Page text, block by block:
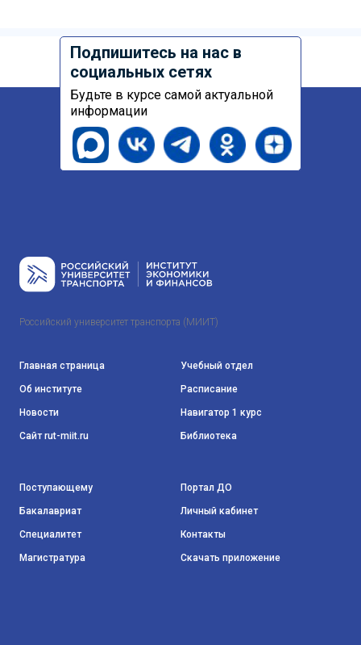
Подпишитесь на нас в
социальных сетях
Будьте в курсе самой актуальной
информации
Российский университет транспорта (МИИТ)
Главная страница
Об институте
Новости
Сайт rut-miit.ru
Учебный отдел
Расписание
Навигатор 1 курс
Библиотека
Поступающему
Бакалавриат
Специалитет
Магистратура
Портал ДО
Личный кабинет
Контакты
Скачать приложение